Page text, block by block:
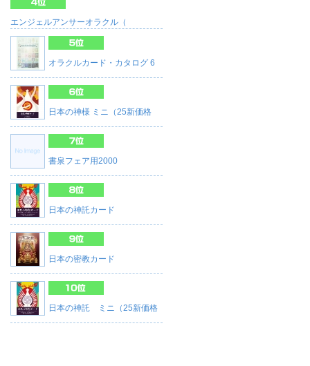
エンジェルアンサーオラクル（
オラクルカード・カタログ 6
日本の神様 ミニ（25新価格
書泉フェア用2000
日本の神託カード
日本の密教カード
日本の神託 ミニ（25新価格